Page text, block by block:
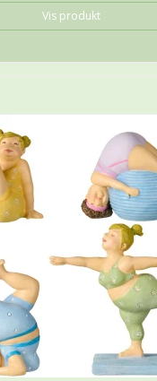
Vis produkt